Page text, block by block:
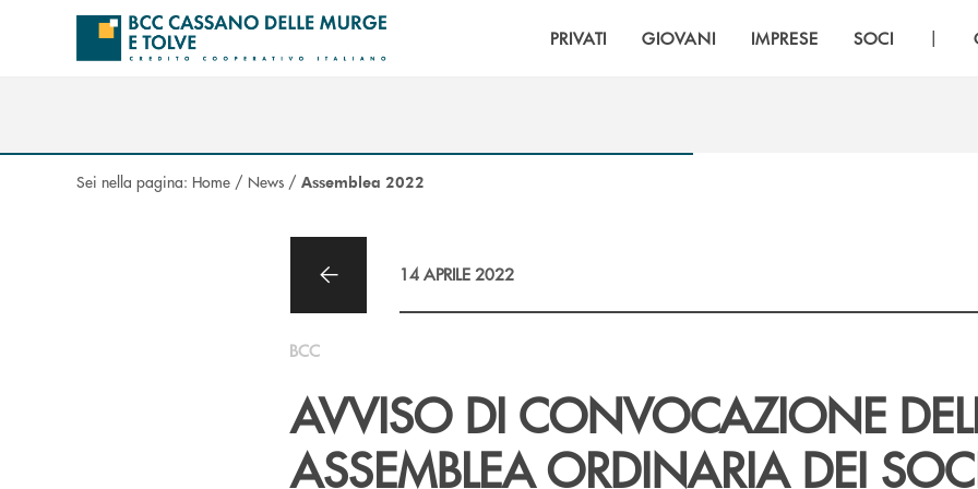
Salta al contenuto principale
PRIVATI GIOVANI IMPRESE SOCI |
Sei nella pagina: Home / News / Assemblea 2022
14 APRILE 2022
BCC
AVVISO DI CONVOCAZIONE
ASSEMBLEA ORDINARIA DEI